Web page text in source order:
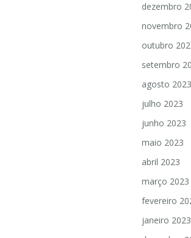
dezembro
novembro
outubro
setembro
agosto 2023
julho 2023
junho 2023
maio 2023
abril 2023
março 2023
fevereiro
janeiro 2023